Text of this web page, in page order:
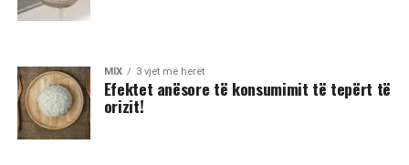
MIX 3 vjet më herët
Efektet anësore të konsumimit të tepërt të
orizit!